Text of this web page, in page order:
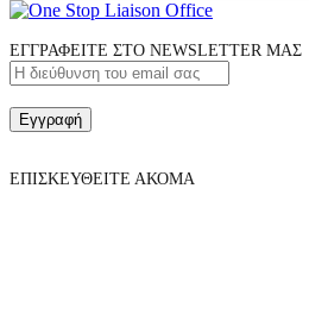
ΕΓΓΡΑΦΕΙΤΕ ΣΤΟ NEWSLETTER ΜΑΣ
Εγγραφή
ΕΠΙΣΚΕΥΘΕΙΤΕ ΑΚΟΜΑ